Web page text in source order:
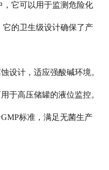
它可以用于监测危险化
的卫生级设计确保了产
设计，适应强酸碱环境。
于高压储罐的液位监控。
标准，满足无菌生产